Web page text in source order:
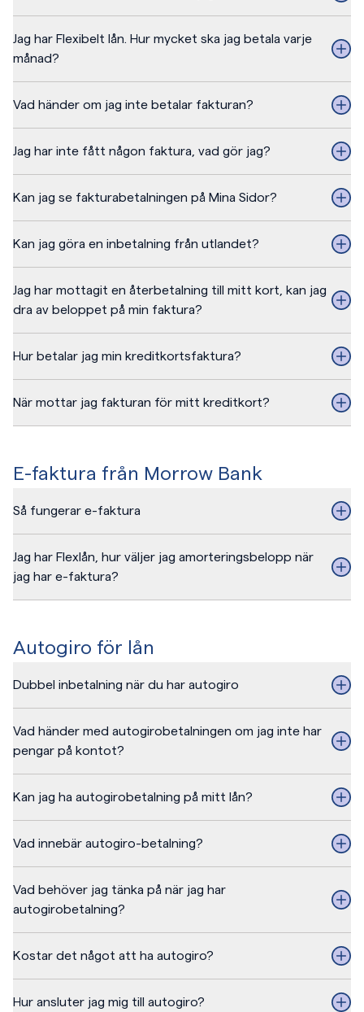
Jag har Flexibelt lån. Hur mycket ska jag betala varje
månad?
Vad händer om jag inte betalar fakturan?
Jag har inte fått någon faktura, vad gör jag?
Kan jag se fakturabetalningen på Mina Sidor?
Kan jag göra en inbetalning från utlandet?
Jag har mottagit en återbetalning till mitt kort, kan jag
dra av beloppet på min faktura?
Hur betalar jag min kreditkortsfaktura?
När mottar jag fakturan för mitt kreditkort?
E-faktura från Morrow Bank
Så fungerar e-faktura
Jag har Flexlån, hur väljer jag amorteringsbelopp när
jag har e-faktura?
Autogiro för lån
Dubbel inbetalning när du har autogiro
Vad händer med autogirobetalningen om jag inte har
pengar på kontot?
Kan jag ha autogirobetalning på mitt lån?
Vad innebär autogiro-betalning?
Vad behöver jag tänka på när jag har
autogirobetalning?
Kostar det något att ha autogiro?
Hur ansluter jag mig till autogiro?